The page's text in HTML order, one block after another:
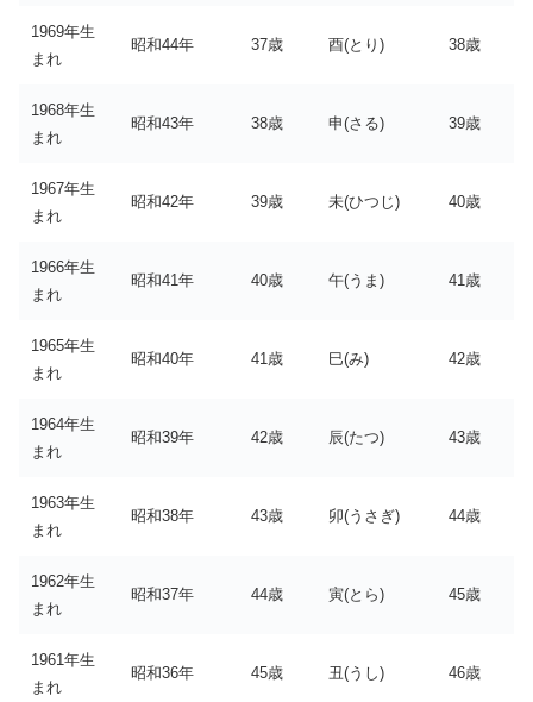
1969年生
まれ
昭和44年 37歳 酉(とり) 38歳
1968年生
まれ
昭和43年 38歳 申(さる) 39歳
1967年生
まれ
昭和42年 39歳 未(ひつじ) 40歳
1966年生
まれ
昭和41年 40歳 午(うま) 41歳
1965年生
まれ
昭和40年 41歳 巳(み) 42歳
1964年生
まれ
昭和39年 42歳 辰(たつ) 43歳
1963年生
まれ
昭和38年 43歳 卯(うさぎ) 44歳
1962年生
まれ
昭和37年 44歳 寅(とら) 45歳
1961年生
まれ
昭和36年 45歳 丑(うし) 46歳